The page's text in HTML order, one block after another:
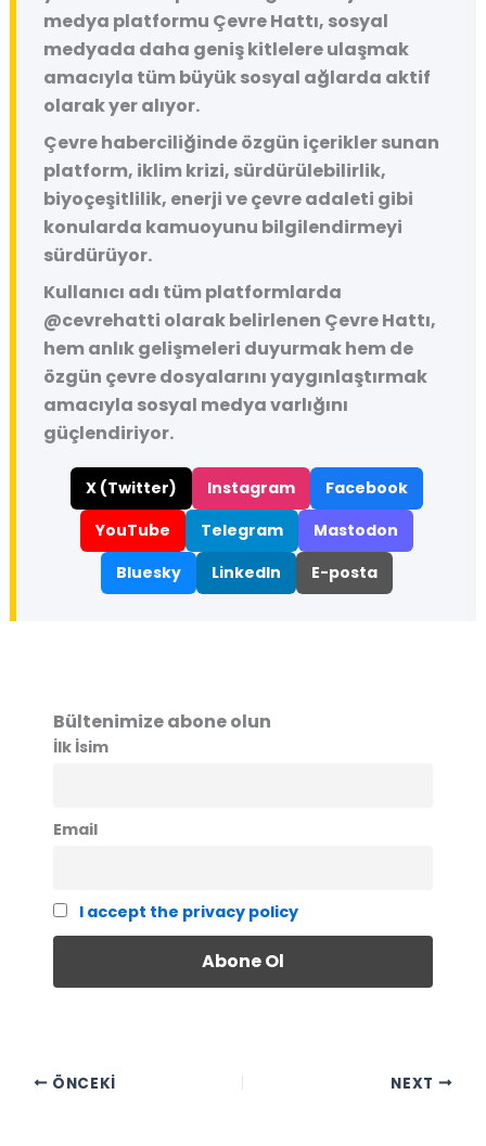
medya platformu Çevre Hattı, sosyal
medyada daha geniş kitlelere ulaşmak
amacıyla tüm büyük sosyal ağlarda aktif
olarak yer alıyor.
Çevre haberciliğinde özgün içerikler sunan
platform, iklim krizi, sürdürülebilirlik,
biyoçeşitlilik, enerji ve çevre adaleti gibi
konularda kamuoyunu bilgilendirmeyi
sürdürüyor.
Kullanıcı adı tüm platformlarda
@cevrehatti olarak belirlenen Çevre Hattı,
hem anlık gelişmeleri duyurmak hem de
özgün çevre dosyalarını yaygınlaştırmak
amacıyla sosyal medya varlığını
güçlendiriyor.
X (Twitter) Instagram
Facebook
YouTube
Telegram
Mastodon
Bluesky
LinkedIn E-posta
Bültenimize abone olun
İlk İsim
Email
I accept the privacy policy
ÖNCEKI NEXT